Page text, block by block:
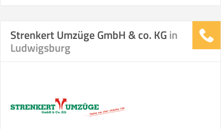
Strenkert Umzüge GmbH & co. KGin
Ludwigsburg